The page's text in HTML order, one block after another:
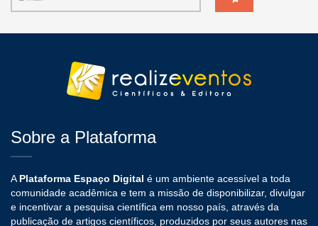
Sobre a Plataforma
A Plataforma Espaço Digital é um ambiente acessível a toda
comunidade acadêmica e tem a missão de disponibilizar, divulgar
e incentivar a pesquisa científica em nosso país, através da
publicação de artigos científicos, produzidos por seus autores nas